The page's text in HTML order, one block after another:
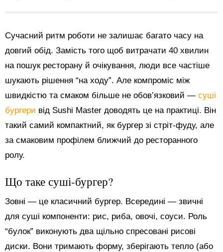
Сучасний ритм роботи не залишає багато часу на
довгий обід. Замість того щоб витрачати 40 хвилин
на пошук ресторану й очікування, люди все частіше
шукають рішення “на ходу”. Але компроміс між
швидкістю та смаком більше не обов’язковий — суші
бургери від Sushi Master доводять це на практиці. Він
такий самий компактний, як бургер зі стріт-фуду, але
за смаковим профілем ближчий до ресторанного
ролу.
Що таке суші-бургер?
Зовні — це класичний бургер. Всередині — звичні
для суші компоненти: рис, риба, овочі, соуси. Роль
“булок” виконують два щільно спресовані рисові
диски. Вони тримають форму, зберігають тепло (або